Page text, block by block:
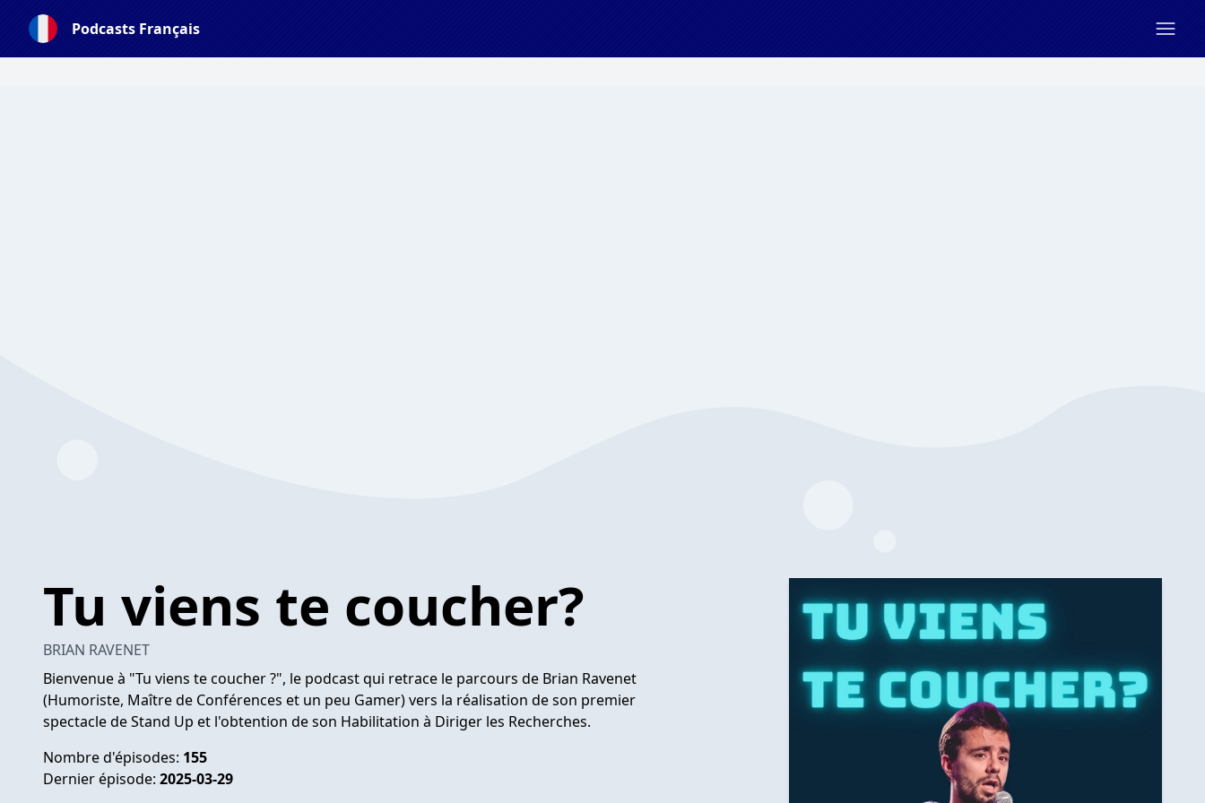
Podcasts Français
Tu viens te coucher?
BRIAN RAVENET
Bienvenue à "Tu viens te coucher ?", le podcast qui retrace le parcours de Brian Ravenet
(Humoriste, Maître de Conférences et un peu Gamer) vers la réalisation de son premier
spectacle de Stand Up et l'obtention de son Habilitation à Diriger les Recherches.
Nombre d'épisodes: 155
Dernier épisode: 2025-03-29